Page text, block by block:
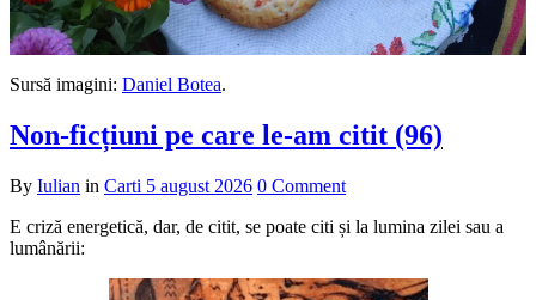
Sursă imagini: Daniel Botea.
Non-ficțiuni pe care le-am citit (96)
By Iulian in Carti 5 august 2026 0 Comment
E criză energetică, dar, de citit, se poate citi și la lumina zilei sau a
lumânării: